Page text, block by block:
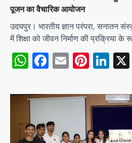
पूजन का वैचारिक आयोजन
उदयपुर। भारतीय ज्ञान परंपरा, सनातन
में शिक्षा को जीवन निर्माण की प्रक्रिया के
WhatsApp
Facebook
Email